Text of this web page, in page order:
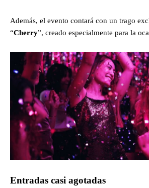
Además, el evento contará con un trago
“Cherry”, creado especialmente para la
Entradas casi agotadas